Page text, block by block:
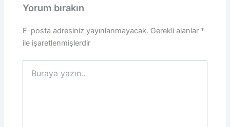
Yorum bırakın
E-posta adresiniz yayınlanmayacak. Gerekli alanlar *
ile işaretlenmişlerdir
yazın..